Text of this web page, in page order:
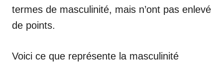
termes de masculinité, mais n’ont pas enlevé
de points.
Voici ce que représente la masculinité